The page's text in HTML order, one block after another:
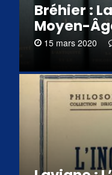
Bréhier :
Moyen-
15 mars 2020